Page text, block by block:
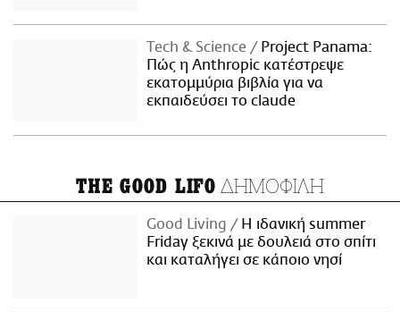
Τech & Science
Project Panama:
Πώς η Anthropic κατέστρεψε
εκατομμύρια βιβλία για να
εκπαιδεύσει το claude
THE GOOD LIFO ΔΗΜΟΦΙΛΗ
Good Living
Η ιδανική summer
Friday ξεκινά με δουλειά στο σπίτι
και καταλήγει σε κάποιο νησί